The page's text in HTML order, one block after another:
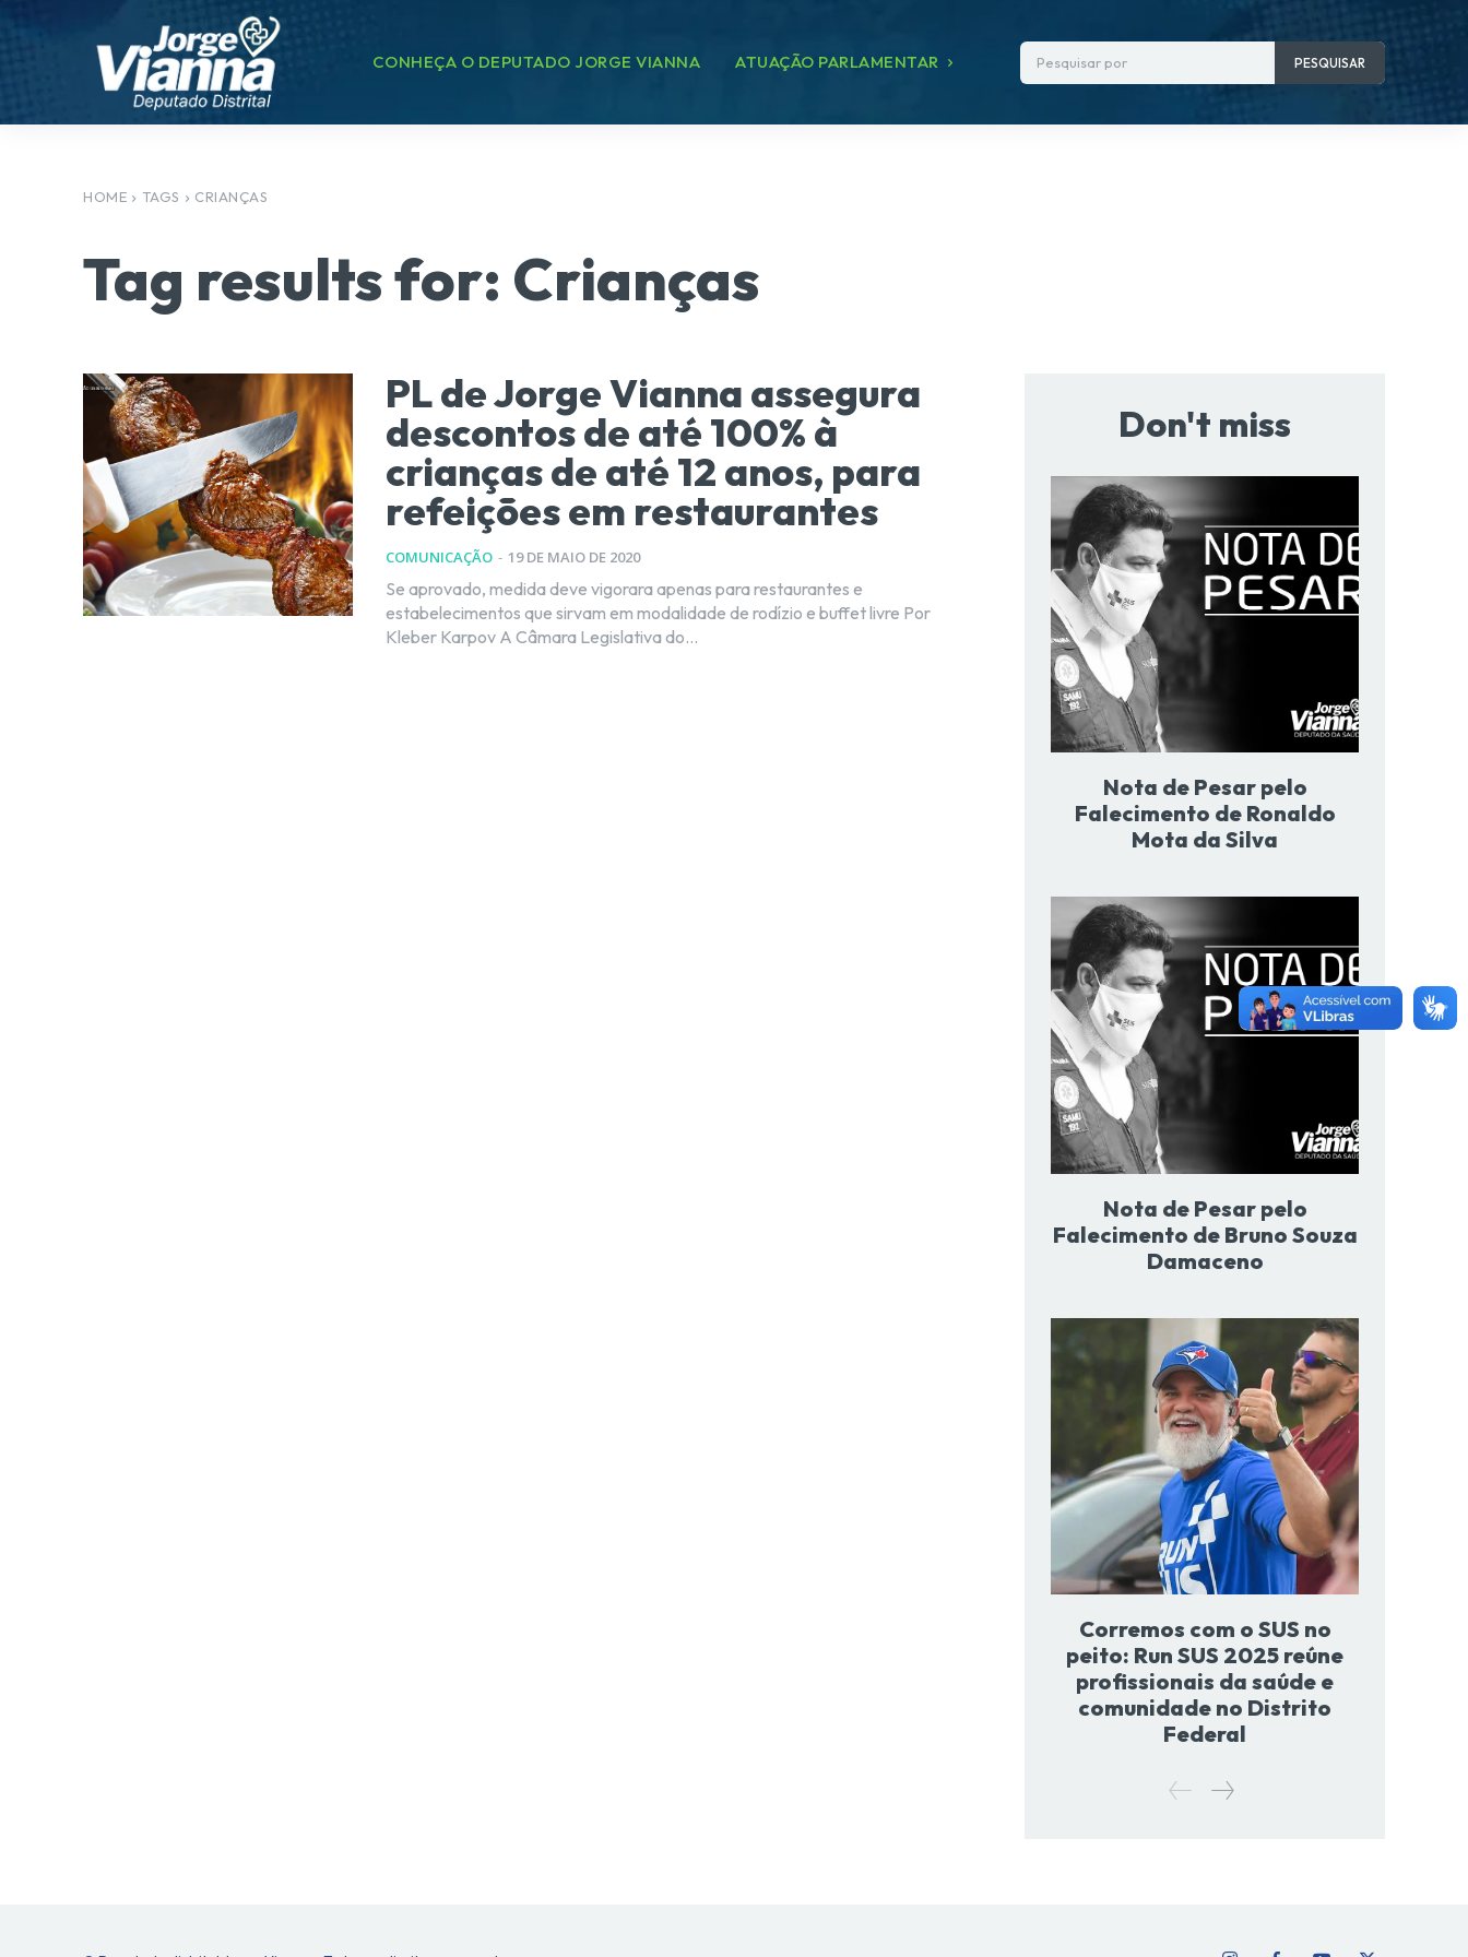
CONHEÇA O DEPUTADO JORGE VIANNA ATUAÇÃO PARLAMENTAR Pesquisar por PESQUISAR
HOME TAGS CRIANÇAS
Tag results for: Crianças
PL de Jorge Vianna assegura
descontos de até 100% à
crianças de até 12 anos, para
refeições em restaurantes
COMUNICAÇÃO - 19 DE MAIO DE 2020
Se aprovado, medida deve vigorara apenas para restaurantes e
estabelecimentos que sirvam em modalidade de rodízio e buffet livre Por
Kleber Karpov A Câmara Legislativa do...
Don't miss
Nota de Pesar pelo
Falecimento de Ronaldo
Mota da Silva
Nota de Pesar pelo
Falecimento de Bruno Souza
Damaceno
Corremos com o SUS no
peito: Run SUS 2025 reúne
profissionais da saúde e
comunidade no Distrito
Federal